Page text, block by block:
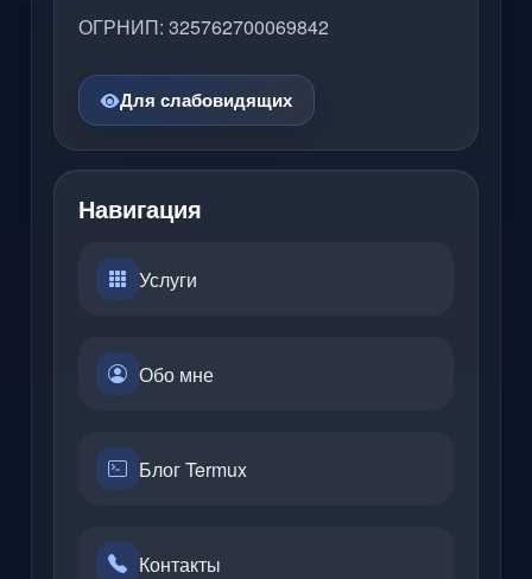
ОГРНИП: 325762700069842
Для слабовидящих
Навигация
Услуги
Обо мне
Блог Termux
Контакты